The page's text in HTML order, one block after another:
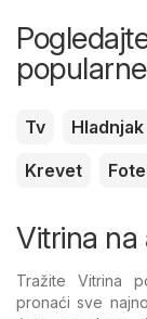
Tv Hladnjak
Krevet
Vitrina na
Tražite Vitrina
pronaći sve